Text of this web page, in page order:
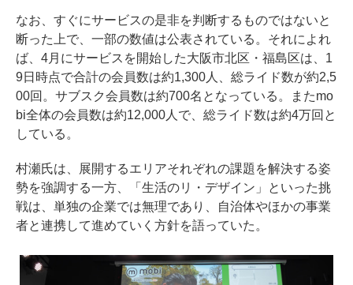
なお、すぐにサービスの是非を判断するものではないと
断った上で、一部の数値は公表されている。それによれ
ば、4月にサービスを開始した大阪市北区・福島区は、1
9日時点で合計の会員数は約1,300人、総ライド数が約2,5
00回。サブスク会員数は約700名となっている。またmo
bi全体の会員数は約12,000人で、総ライド数は約4万回と
している。
村瀬氏は、展開するエリアそれぞれの課題を解決する姿
勢を強調する一方、「生活のリ・デザイン」といった挑
戦は、単独の企業では無理であり、自治体やほかの事業
者と連携して進めていく方針を語っていた。